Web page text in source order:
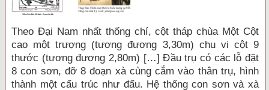
Theo Đại Nam nhất thống chí, cột tháp chùa Một Cột
cao một trượng (tương đương 3,30m) chu vi cột 9
thước (tương đương 2,80m) […] Đầu trụ có các lỗ đặt
8 con sơn, đỡ 8 đoạn xà cùng cắm vào thân trụ, hình
thành một cấu trúc như đấu. Hệ thống con sơn và xà